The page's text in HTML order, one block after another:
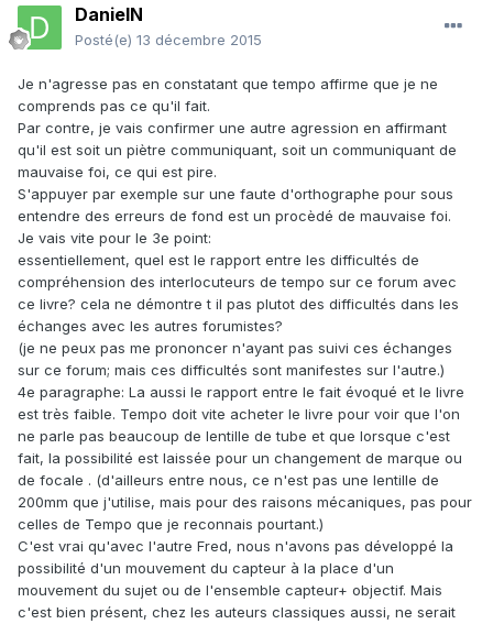
DanielN
Posté(e) 13 décembre 2015
Je n'agresse pas en constatant que tempo affirme que je ne
comprends pas ce qu'il fait.
Par contre, je vais confirmer une autre agression en affirmant
qu'il est soit un piètre communiquant, soit un communiquant de
mauvaise foi, ce qui est pire.
S'appuyer par exemple sur une faute d'orthographe pour sous
entendre des erreurs de fond est un procèdé de mauvaise foi.
Je vais vite pour le 3e point:
essentiellement, quel est le rapport entre les difficultés de
compréhension des interlocuteurs de tempo sur ce forum avec
ce livre? cela ne démontre t il pas plutot des difficultés dans les
échanges avec les autres forumistes?
(je ne peux pas me prononcer n'ayant pas suivi ces échanges
sur ce forum; mais ces difficultés sont manifestes sur l'autre.)
4e paragraphe: La aussi le rapport entre le fait évoqué et le livre
est très faible. Tempo doit vite acheter le livre pour voir que l'on
ne parle pas beaucoup de lentille de tube et que lorsque c'est
fait, la possibilité est laissée pour un changement de marque ou
de focale . (d'ailleurs entre nous, ce n'est pas une lentille de
200mm que j'utilise, mais pour des raisons mécaniques, pas pour
celles de Tempo que je reconnais pourtant.)
C'est vrai qu'avec l'autre Fred, nous n'avons pas développé la
possibilité d'un mouvement du capteur à la place d'un
mouvement du sujet ou de l'ensemble capteur+ objectif. Mais
c'est bien présent, chez les auteurs classiques aussi, ne serait